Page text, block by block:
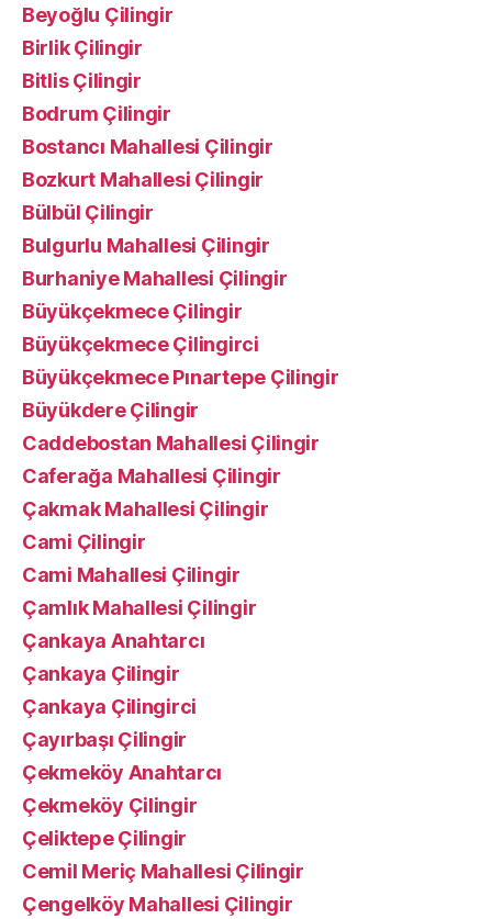
Beyoğlu Çilingir
Birlik Çilingir
Bitlis Çilingir
Bodrum Çilingir
Bostancı Mahallesi Çilingir
Bozkurt Mahallesi Çilingir
Bülbül Çilingir
Bulgurlu Mahallesi Çilingir
Burhaniye Mahallesi Çilingir
Büyükçekmece Çilingir
Büyükçekmece Çilingirci
Büyükçekmece Pınartepe Çilingir
Büyükdere Çilingir
Caddebostan Mahallesi Çilingir
Caferağa Mahallesi Çilingir
Çakmak Mahallesi Çilingir
Cami Çilingir
Cami Mahallesi Çilingir
Çamlık Mahallesi Çilingir
Çankaya Anahtarcı
Çankaya Çilingir
Çankaya Çilingirci
Çayırbaşı Çilingir
Çekmeköy Anahtarcı
Çekmeköy Çilingir
Çeliktepe Çilingir
Cemil Meriç Mahallesi Çilingir
Çengelköy Mahallesi Çilingir